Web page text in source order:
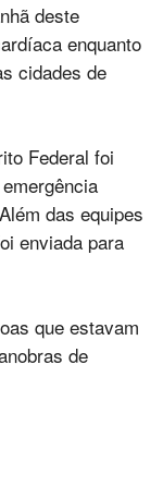
deste
enquanto
cidades de
Federal foi
das equipes
enviada para
que estavam
de